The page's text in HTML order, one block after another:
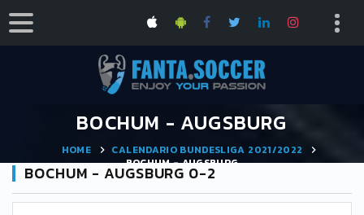
BOCHUM - AUGSBURG
HOME
CALENDARIO BUNDESLIGA 2021/2022
BOCHUM - AUGSBURG
BOCHUM - AUGSBURG 0-2